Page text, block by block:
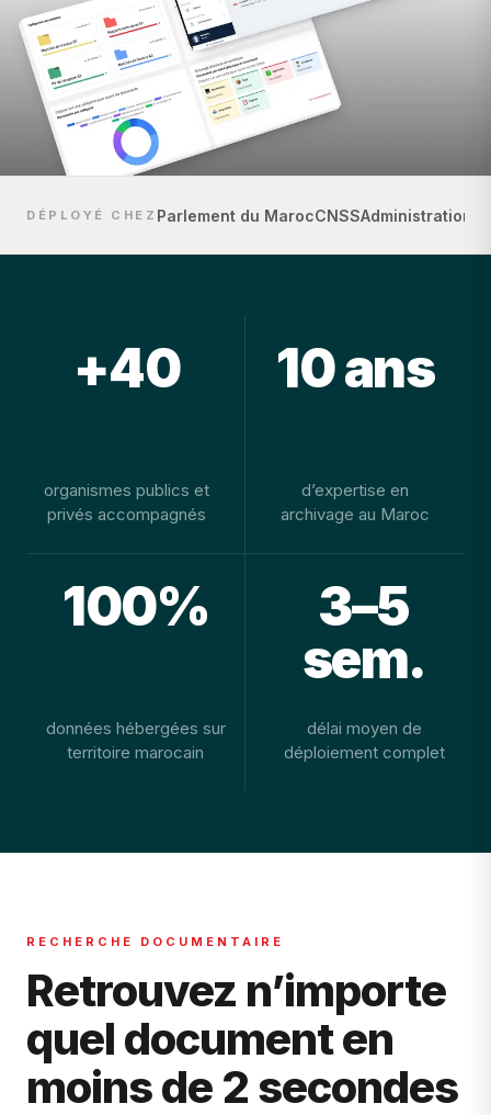
DÉPLOYÉ CHEZ Parlement du MarocCNSSAdministration
+40
organismes publics et
privés accompagnés
10 ans
d’expertise en
archivage au Maroc
100%
données hébergées sur
territoire marocain
3–5
sem.
délai moyen de
déploiement complet
RECHERCHE DOCUMENTAIRE
Retrouvez n’importe
quel document en
moins de 2 secondes